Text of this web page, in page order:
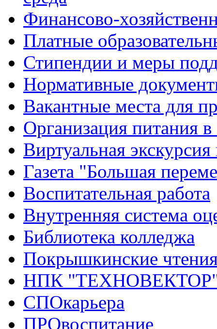
Финансово-
Платные
Стипендии и меры
Нормативные
Вакантные места для
Организация питания в
Виртуальная
Газета "Большая
Воспитательная работа
Внутренняя система
Библиотека колледжа
Покрышкинские
НПК
СПОкарьера
ПРОвоспитание